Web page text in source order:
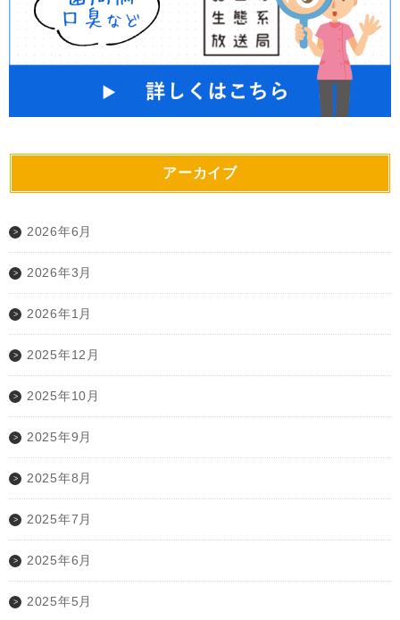
アーカイブ
2026年6月
2026年3月
2026年1月
2025年12月
2025年10月
2025年9月
2025年8月
2025年7月
2025年6月
2025年5月